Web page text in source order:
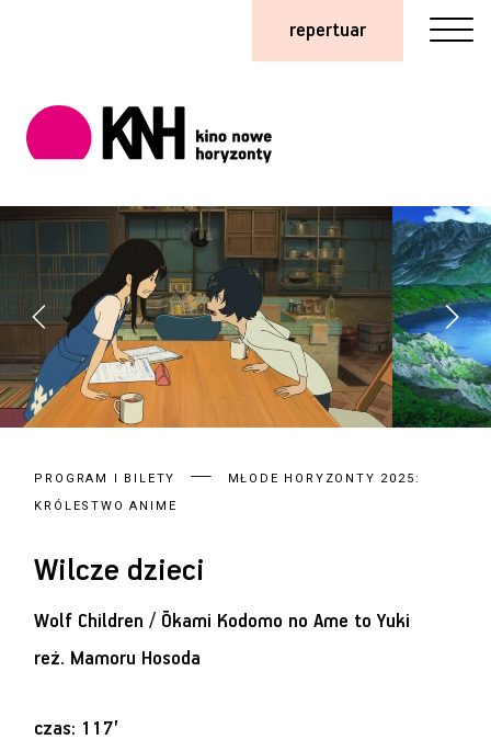
repertuar
PROGRAM I BILETY
MŁODE HORYZONTY 2025:
KRÓLESTWO ANIME
Wilcze dzieci
Wolf Children / Ōkami Kodomo no Ame to Yuki
reż. Mamoru Hosoda
czas: 117’